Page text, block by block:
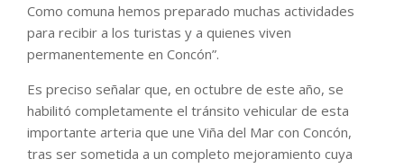
Como comuna hemos preparado muchas actividades
para recibir a los turistas y a quienes viven
permanentemente en Concón”.
Es preciso señalar que, en octubre de este año, se
habilitó completamente el tránsito vehicular de esta
importante arteria que une Viña del Mar con Concón,
tras ser sometida a un completo mejoramiento cuya